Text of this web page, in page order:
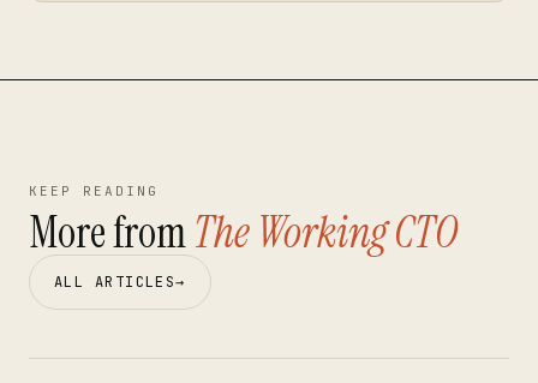
KEEP READING
More fromThe Working CTO
ALL ARTICLES→